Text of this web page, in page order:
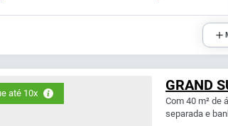
até 10x GRAND
Com 40 m² de
separada e